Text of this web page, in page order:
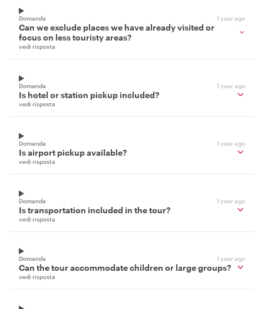
Domanda 1 year ago
Can we exclude places we have already visited or
focus on less touristy areas?
vedi risposta
Domanda 1 year ago
Is hotel or station pickup included?
vedi risposta
Domanda 1 year ago
Is airport pickup available?
vedi risposta
Domanda 1 year ago
Is transportation included in the tour?
vedi risposta
Domanda 1 year ago
Can the tour accommodate children or large groups?
vedi risposta